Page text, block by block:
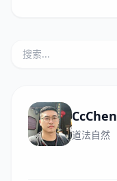
CcChen
道法自然